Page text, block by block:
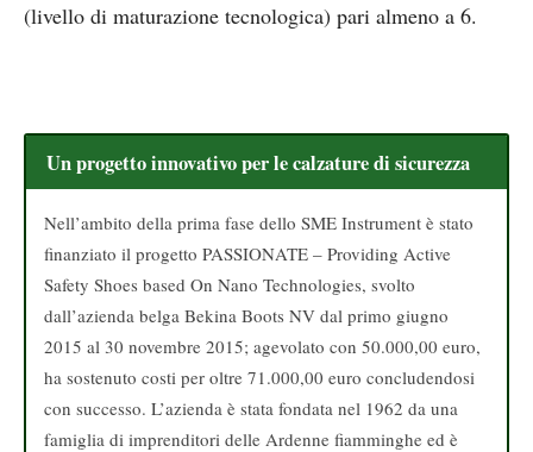
(livello di maturazione tecnologica) pari almeno a 6.
Un progetto innovativo per le calzature di sicurezza
Nell’ambito della prima fase dello SME Instrument è stato
finanziato il progetto PASSIONATE – Providing Active
Safety Shoes based On Nano Technologies, svolto
dall’azienda belga Bekina Boots NV dal primo giugno
2015 al 30 novembre 2015; agevolato con 50.000,00 euro,
ha sostenuto costi per oltre 71.000,00 euro concludendosi
con successo. L’azienda è stata fondata nel 1962 da una
famiglia di imprenditori delle Ardenne fiamminghe ed è